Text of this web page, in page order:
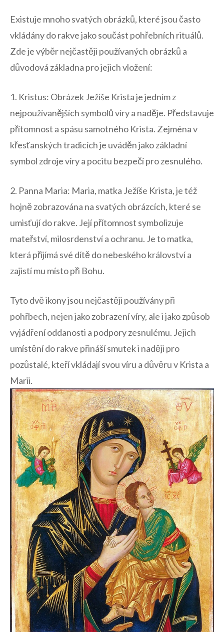
Existuje mnoho ⁢svatých ⁢obrázků, které jsou často
vkládány ‌do rakve jako součást pohřebních rituálů.
Zde je výběr nejčastěji používaných obrázků ​a
⁤důvodová základna pro ‍jejich vložení:
1. Kristus: Obrázek Ježíše Krista je ​jedním z
nejpoužívanějších symbolů víry a naděje. ​Představuje
přítomnost a spásu samotného ⁣Krista.⁢ Zejména v
křesťanských tradicích je uváděn jako základní
symbol zdroje víry⁢ a⁣ pocitu bezpečí pro zesnulého.
2. Panna⁣ Maria: Maria, matka Ježíše ‍Krista, je‌ též
hojně zobrazována ‍na svatých obrázcích, které se
umisťují do rakve. Její⁤ přítomnost symbolizuje
mateřství, milosrdenství a ochranu. Je to matka,
která přijímá své dítě do nebeského království a
zajistí mu místo při Bohu.
Tyto dvě ikony jsou⁣ nejčastěji používány při
pohřbech, nejen jako zobrazení víry, ale ​i jako způsob
vyjádření oddanosti a podpory zesnulému. Jejich
umístění do rakve‌ přináší smutek i naději pro
pozůstalé, ‌kteří​ vkládají svou ⁤víru a důvěru v Krista a
⁤Marii.